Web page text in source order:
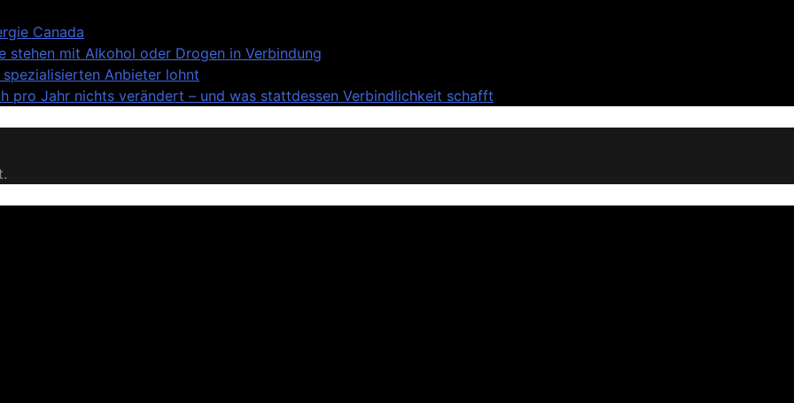
Canada
stehen mit Alkohol oder Drogen in Verbindung
Anbieter lohnt
pro Jahr nichts verändert – und was stattdessen Verbindlichkeit schafft